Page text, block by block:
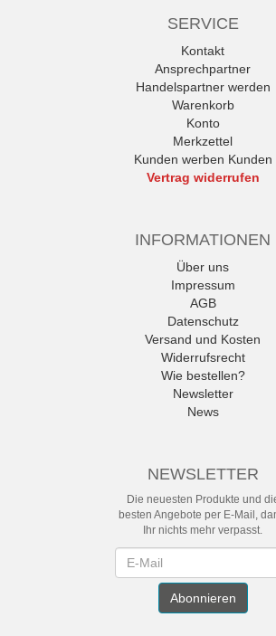
SERVICE
Kontakt
Ansprechpartner
Handelspartner werden
Warenkorb
Konto
Merkzettel
Kunden werben Kunden
Vertrag widerrufen
INFORMATIONEN
Über uns
Impressum
AGB
Datenschutz
Versand und Kosten
Widerrufsrecht
Wie bestellen?
Newsletter
News
NEWSLETTER
Die neuesten Produkte und
besten Angebote per E-Mail,
Ihr nichts mehr verpasst.
Abonnieren